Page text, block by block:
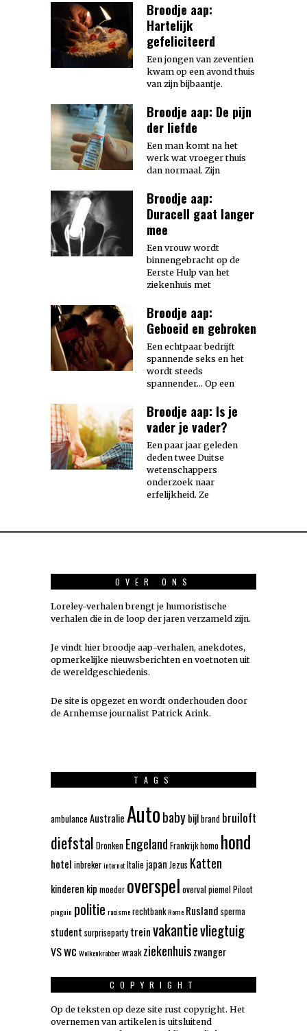
Broodje aap:
Hartelijk
gefeliciteerd
Een jongen van zeventien
kwam op een avond thuis
van zijn bijbaantje.
Broodje aap: De pijn
der liefde
Een man komt na het
werk wat vroeger thuis
dan normaal. Zijn
Broodje aap:
Duracell gaat langer
mee
Een vrouw wordt
binnengebracht op de
Eerste Hulp van het
ziekenhuis met
Broodje aap:
Geboeid en gebroken
Een echtpaar bedrijft
spannende seks en het
wordt steeds
spannender… Op een
Broodje aap: Is je
vader je vader?
Een paar jaar geleden
deden twee Duitse
wetenschappers
onderzoek naar
erfelijkheid. Ze
OVER ONS
Loreley-verhalen brengt je humoristische
verhalen die in de loop der jaren verzameld zijn.
Je vindt hier broodje aap-verhalen, anekdotes,
opmerkelijke nieuwsberichten en voetnoten uit
de wereldgeschiedenis.
De site is opgezet en wordt onderhouden door
de Arnhemse journalist Patrick Arink.
TAGS
ambulance AustralieAutobabybijlbrand bruiloft
diefstal Dronken Engeland Frankrijkhomo hond
hotel inbrekerinternetItalie japan Jezus Katten
kinderen kip moeder overspel overvalpiemelPiloot
pinguin politie racismerechtbankRome Rusland sperma
student surpriseparty treinvakantievliegtuig
VSwc Wolkenkrabberwraak ziekenhuiszwanger
COPYRIGHT
Op de teksten op deze site rust copyright. Het
overnemen van artikelen is uitsluitend